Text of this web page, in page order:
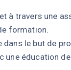
à travers une
formation.
le but de
éducation